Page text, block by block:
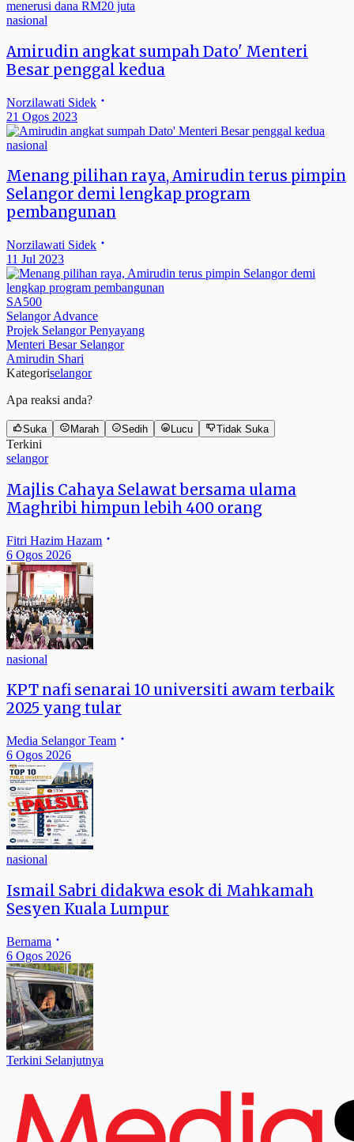
nasional
Amirudin angkat sumpah Dato' Menteri
Besar penggal kedua
Norzilawati Sidek
21 Ogos 2023
nasional
Menang pilihan raya, Amirudin terus pimpin
Selangor demi lengkap program
pembangunan
Norzilawati Sidek
11 Jul 2023
SA500
Selangor Advance
Projek Selangor Penyayang
Menteri Besar Selangor
Amirudin Shari
Kategoriselangor
Apa reaksi anda?
Suka Marah Sedih Lucu Tidak Suka
Terkini
selangor
Majlis Cahaya Selawat bersama ulama
Maghribi himpun lebih 400 orang
Fitri Hazim Hazam
6 Ogos 2026
nasional
KPT nafi senarai 10 universiti awam terbaik
2025 yang tular
Media Selangor Team
6 Ogos 2026
nasional
Ismail Sabri didakwa esok di Mahkamah
Sesyen Kuala Lumpur
Bernama
6 Ogos 2026
Terkini Selanjutnya